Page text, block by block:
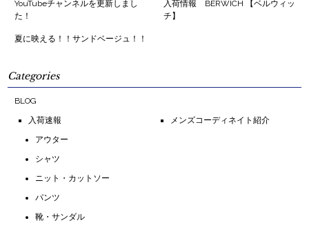
YouTubeチャンネルを更新しまし
た！
入荷情報 BERWICH 【ベルウィッ
チ】
夏に映える！！サンドベージュ！！
Categories
BLOG
入荷速報
アウター
シャツ
ニット・カットソー
パンツ
靴・サンダル
メンズコーディネイト紹介